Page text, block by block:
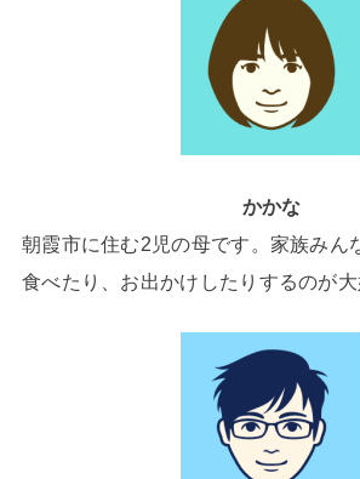
かかな
朝霞市に住む2児の母です。家族みん
食べたり、お出かけしたりするのが大